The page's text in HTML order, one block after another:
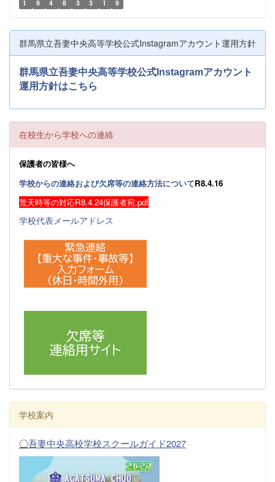
1 9 4 8 3 3 1 9
群馬県立吾妻中央高等学校公式Instagramアカウント運用方針
群馬県立吾妻中央高等学校公式Instagramアカウント
運用方針はこちら
在校生から学校への連絡
保護者の皆様へ
学校からの連絡および欠席等の連絡方法についてR8.4.16
荒天時等の対応R8.4.24保護者宛.pdf
学校代表メールアドレス
学校案内
〇吾妻中央高校学校スクールガイド2027